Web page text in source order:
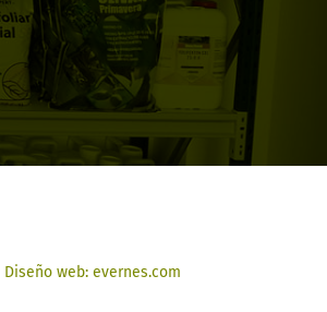
Diseño web: evernes.com